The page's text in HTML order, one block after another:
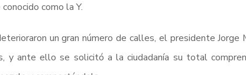
como la Y.
un gran número de calles, el presidente Jorge
y ante ello se solicitó a la ciudadanía su total